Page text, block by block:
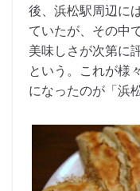
後、浜松駅周辺に
ていたが、その中
美味しさが次第に
という。これが様
になったのが「浜